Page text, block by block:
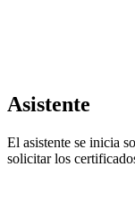
Asistente
El asistente se inicia
solicitar los